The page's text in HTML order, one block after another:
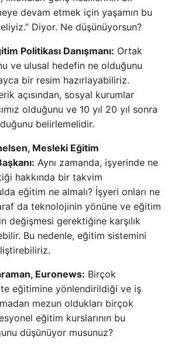
devam etmek için yaşamın bu
Diyor. Ne düşünüyorsun?
Politikası Danışmanı: Ortak
ve ulusal hedefin ne olduğunu
bir resim hazırlayabiliriz.
açısından, sosyal kurumlar
olduğunu ve 10 yıl 20 yıl sonra
belirlemelidir.
Mesleki Eğitim
Aynı zamanda, işyerinde ne
hakkında bir takvim
eğitim ne almalı? İşyeri onları ne
da teknolojinin yönüne ve eğitim
değişmesi gerektiğine karşılık
Bu nedenle, eğitim sistemini
Euronews: Birçok
eğitimine yönlendirildiği ve iş
mezun oldukları birçok
eğitim kurslarının bu
düşünüyor musunuz?